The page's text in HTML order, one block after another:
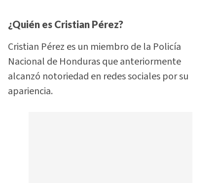
¿Quién es Cristian Pérez?
Cristian Pérez es un miembro de la Policía
Nacional de Honduras que anteriormente
alcanzó notoriedad en redes sociales por su
apariencia.